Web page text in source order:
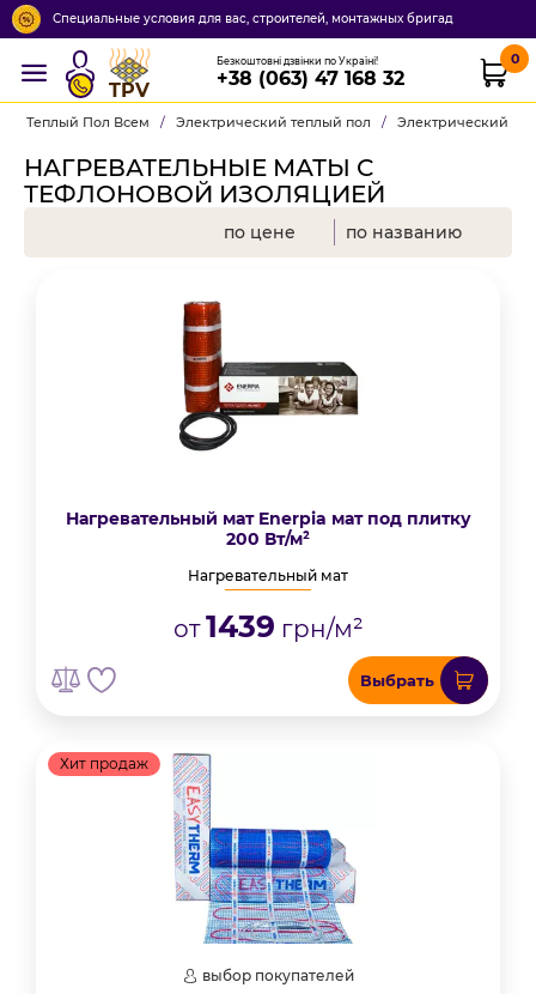
Специальные условия для вас, строителей, монтажных бригад
TPV
Безкоштовні дзвінки по Україні!
+38 (063) 47 168 32
0
Теплый Пол Всем / Электрический теплый пол / Электрический
НАГРЕВАТЕЛЬНЫЕ МАТЫ С
ТЕФЛОНОВОЙ ИЗОЛЯЦИЕЙ
по цене по названию
Нагревательный мат Enerpia мат под плитку
200 Вт/м²
Нагревательный мат
от1439 грн/м²
Выбрать
Хит продаж
выбор покупателей